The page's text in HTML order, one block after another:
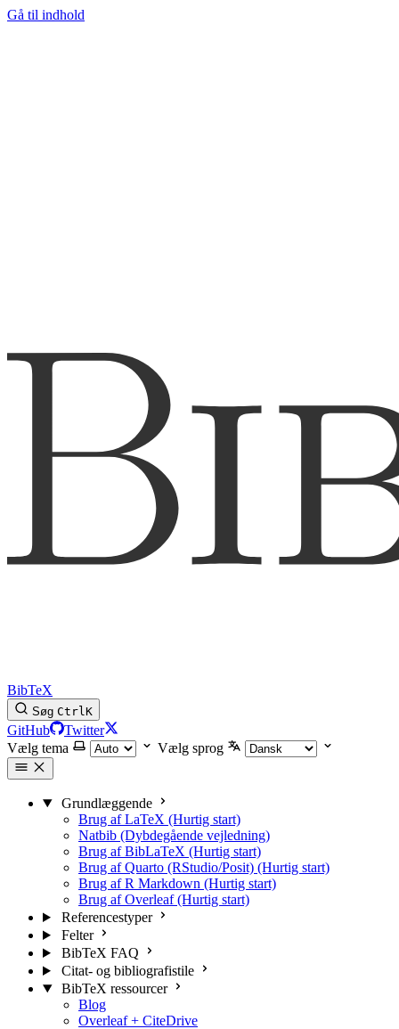
Gå til indhold
BibTeX
Søg CtrlK
GitHub
Twitter
Vælg tema
Vælg sprog
Grundlæggende
Brug af LaTeX (Hurtig start)
Natbib (Dybdegående vejledning)
Brug af BibLaTeX (Hurtig start)
Brug af Quarto (RStudio/Posit) (Hurtig start)
Brug af R Markdown (Hurtig start)
Brug af Overleaf (Hurtig start)
Referencestyper
Felter
BibTeX FAQ
Citat- og bibliografistile
BibTeX ressourcer
Blog
Overleaf + CiteDrive